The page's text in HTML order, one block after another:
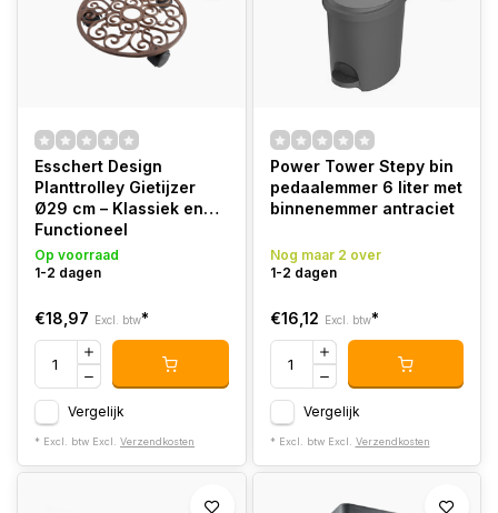
Esschert Design
Planttrolley Gietijzer
Ø29 cm – Klassiek en
Functioneel
Op voorraad
1-2 dagen
€18,97 Excl. btw*
Vergelijk
* Excl. btw Excl. Verzendkosten
Power Tower Stepy bin
pedaalemmer 6 liter met
binnenemmer antraciet
Nog maar 2 over
1-2 dagen
€16,12 Excl. btw*
Vergelijk
* Excl. btw Excl. Verzendkosten